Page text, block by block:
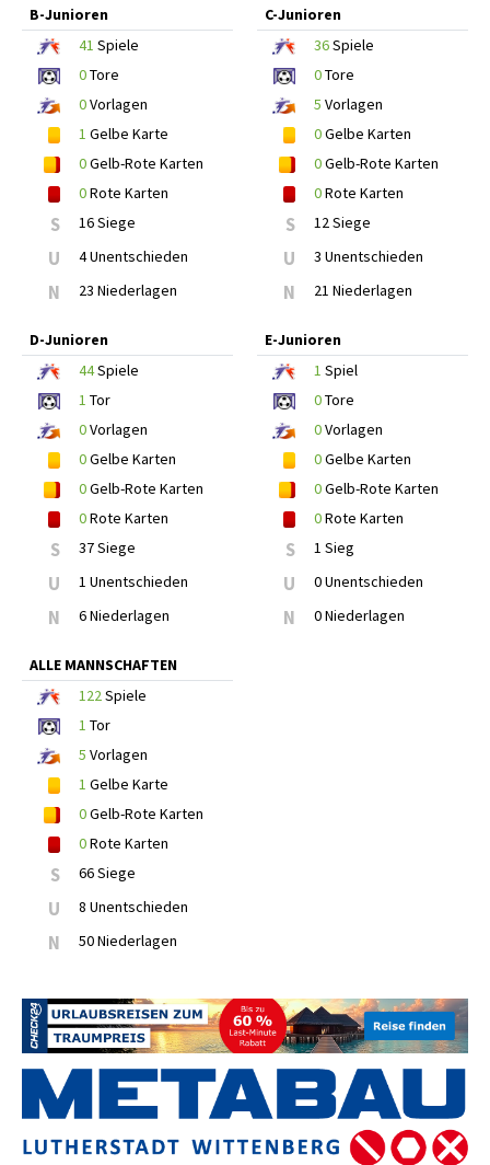
B-Junioren
41 Spiele
0Tore
0Vorlagen
1 Gelbe Karte
0Gelb-Rote Karten
0Rote Karten
S 16 Siege
U 4 Unentschieden
N 23 Niederlagen
C-Junioren
36Spiele
0Tore
5 Vorlagen
0Gelbe Karten
0Gelb-Rote Karten
0Rote Karten
S 12 Siege
U 3 Unentschieden
N 21 Niederlagen
D-Junioren
44Spiele
1 Tor
0Vorlagen
0Gelbe Karten
0Gelb-Rote Karten
0Rote Karten
S 37 Siege
U 1 Unentschieden
N 6 Niederlagen
E-Junioren
1 Spiel
0Tore
0Vorlagen
0Gelbe Karten
0Gelb-Rote Karten
0Rote Karten
S 1 Sieg
U 0 Unentschieden
N 0 Niederlagen
ALLE MANNSCHAFTEN
122Spiele
1 Tor
5 Vorlagen
1 Gelbe Karte
0Gelb-Rote Karten
0Rote Karten
S 66 Siege
U 8 Unentschieden
N 50 Niederlagen